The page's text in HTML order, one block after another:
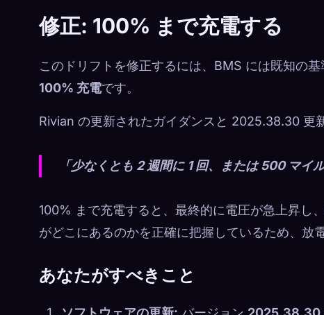
修正: 100% まで充電する
このドリフトを修正するには、BMS には既知の
100% 充電です。
Rivian の更新されたガイダンスと 2025.38.30 更
「少なくとも 2 週間に 1 回、または 500 マイ
100% まで充電すると、最終的に電圧が急上昇し
がどこにあるのかを正確に把握しているため、放
あなたがすべきこと